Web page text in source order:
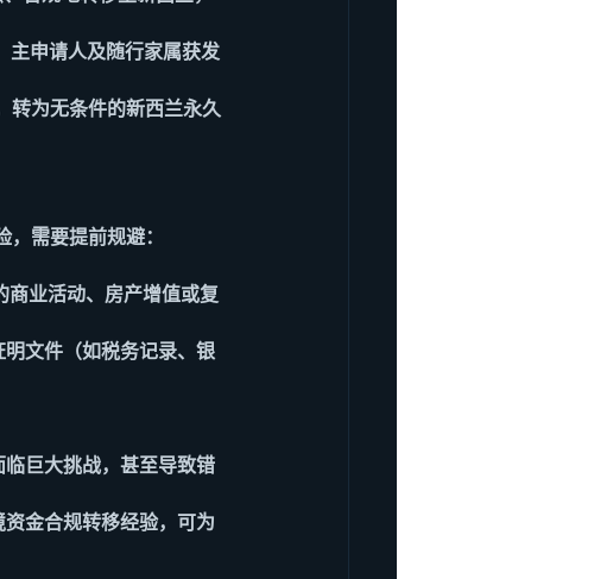
主申请人及随行家属获发
转为无条件的新西兰永久
需要提前规避：
业活动、房产增值或复
文件（如税务记录、银
巨大挑战，甚至导致错
金合规转移经验，可为